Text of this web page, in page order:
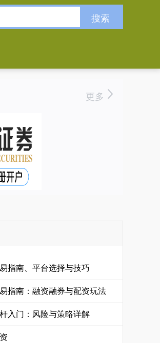
搜索
更多
指南、平台选择与技巧
指南：融资融券与配资玩法
入门：风险与策略详解